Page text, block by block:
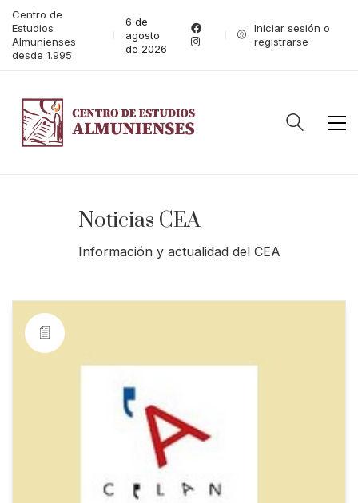
Centro de
Estudios
Almunienses
desde 1.995
6 de
agosto
de 2026
Iniciar sesión o
registrarse
Noticias CEA
Información y actualidad del CEA